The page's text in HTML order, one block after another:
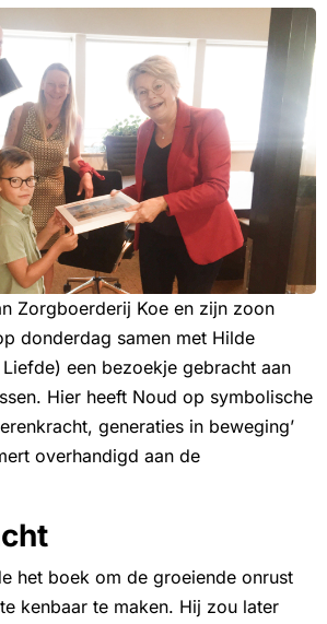
Zorgboerderij Koe en zijn zoon
donderdag samen met Hilde
een bezoekje gebracht aan
Hier heeft Noud op symbolische
generaties in beweging’
overhandigd aan de
het boek om de groeiende onrust
kenbaar te maken. Hij zou later